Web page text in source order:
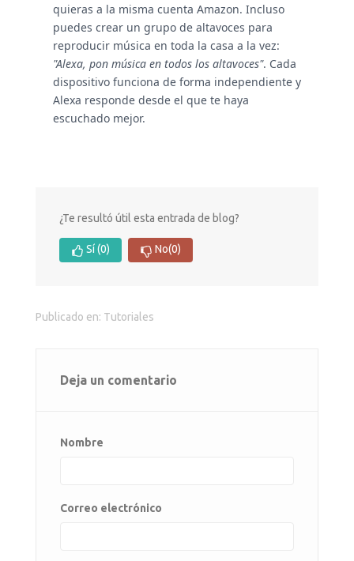
quieras a la misma cuenta Amazon. Incluso
puedes crear un grupo de altavoces para
reproducir música en toda la casa a la vez:
"Alexa, pon música en todos los altavoces". Cada
dispositivo funciona de forma independiente y
Alexa responde desde el que te haya
escuchado mejor.
¿Te resultó útil esta entrada de blog?
Sí(0) No(0)
Publicado en: Tutoriales
Deja un comentario
Nombre
Correo electrónico